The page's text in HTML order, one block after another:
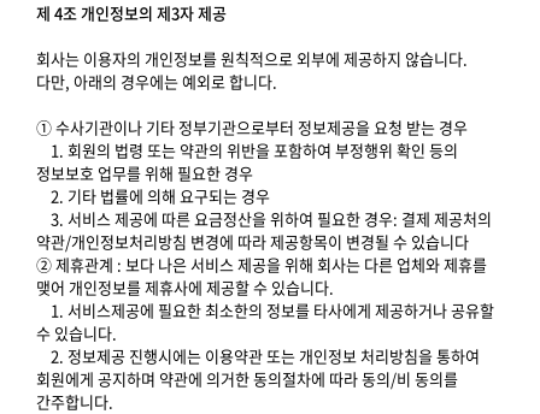
제 4조 개인정보의 제3자 제공
회사는 이용자의 개인정보를 원칙적으로 외부에 제공하지 않습니다.
다만, 아래의 경우에는 예외로 합니다.
① 수사기관이나 기타 정부기관으로부터 정보제공을 요청 받는 경우
1. 회원의 법령 또는 약관의 위반을 포함하여 부정행위 확인 등의
정보보호 업무를 위해 필요한 경우
2. 기타 법률에 의해 요구되는 경우
3. 서비스 제공에 따른 요금정산을 위하여 필요한 경우: 결제 제공처의
약관/개인정보처리방침 변경에 따라 제공항목이 변경될 수 있습니다
② 제휴관계 : 보다 나은 서비스 제공을 위해 회사는 다른 업체와 제휴를
맺어 개인정보를 제휴사에 제공할 수 있습니다.
1. 서비스제공에 필요한 최소한의 정보를 타사에게 제공하거나 공유할
수 있습니다.
2. 정보제공 진행시에는 이용약관 또는 개인정보 처리방침을 통하여
회원에게 공지하며 약관에 의거한 동의절차에 따라 동의/비 동의를
간주합니다.